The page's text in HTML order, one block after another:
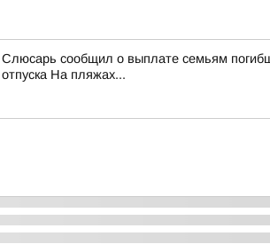
Слюсарь сообщил о выплате семьям
На пляжах...